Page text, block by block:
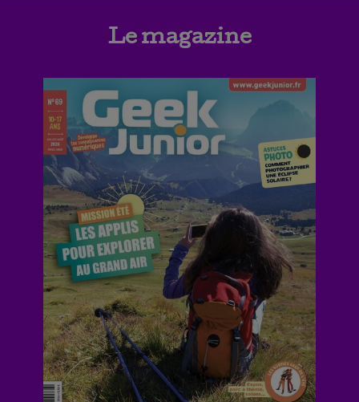
Le magazine